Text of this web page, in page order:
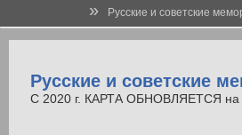
» Русские и советские
Русские и советские
С 2020 г. КАРТА ОБНОВЛЯЕТСЯ на